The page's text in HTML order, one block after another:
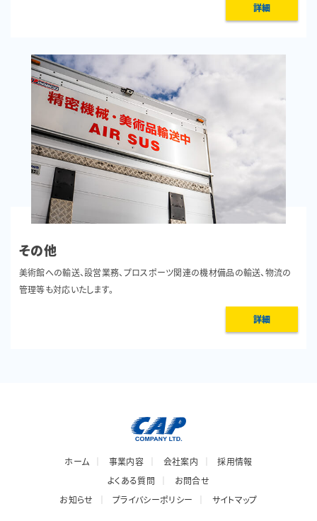
詳細
その他
美術館への輸送、設営業務、プロスポーツ関連の機材備品の輸送、物流の
管理等も対応いたします。
詳細
ホーム 事業内容 会社案内
採用情報
よくある質問
お問合せ
お知らせ
プライバシーポリシー サイトマップ